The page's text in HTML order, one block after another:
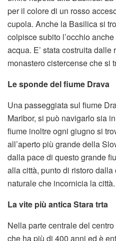
per il colore di un rosso
cupola. Anche la Basilica si
colpisce subito l’occhio
acqua. E’ stata costruita
monastero cistercense che si
Le sponde del fiume Drava
Una passeggiata sul fiume
Maribor, si può navigarlo sia
fiume inoltre ogni giugno si
all’aperto più grande della
dalla pace di questo grande
alla città, punto di ristoro
naturale che incornicia la città.
La vite più antica Stara trta
Nella parte centrale del
che ha più di 400 anni ed è